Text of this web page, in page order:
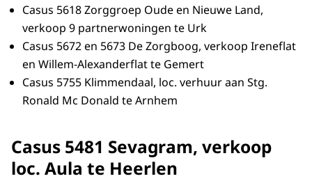
Casus 5618 Zorggroep Oude en Nieuwe Land,
verkoop 9 partnerwoningen te Urk
Casus 5672 en 5673 De Zorgboog, verkoop Ireneflat
en Willem-Alexanderflat te Gemert
Casus 5755 Klimmendaal, loc. verhuur aan Stg.
Ronald Mc Donald te Arnhem
Casus 5481 Sevagram, verkoop
loc. Aula te Heerlen